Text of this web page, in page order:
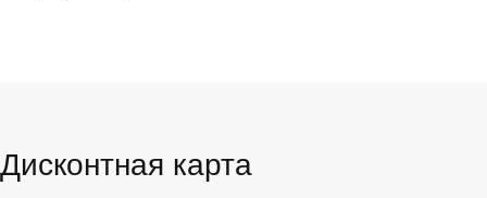
Дисконтная карта